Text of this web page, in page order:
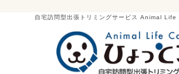
自宅訪問型出張トリミングサービス Animal Life